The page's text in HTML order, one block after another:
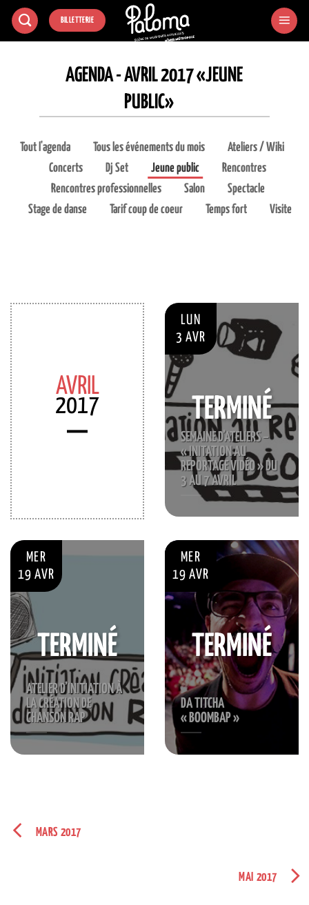
Passer
BILLETTERIE
AGENDA - AVRIL 2017 «JEUNE
PUBLIC»
Tout l'agenda Tous les événements du mois
Ateliers / Wiki
Concerts
Dj Set Jeune public
Rencontres
Rencontres professionnelles
Salon
Spectacle
Stage de danse
Tarif coup de coeur Temps fort Visite
AVRIL
2017
LUN
3 AVR
SEMAINE D’ATELIERS –
« INITATION AU
REPORTAGE VIDÉO » DU
3 AU 7 AVRIL
TERMINÉ
MER
19 AVR
ATELIER D’INITIATION À
LA CRÉATION DE
CHANSON RAP
TERMINÉ
MER
19 AVR
DA TITCHA
« BOOMBAP »
TERMINÉ
MARS 2017
MAI 2017